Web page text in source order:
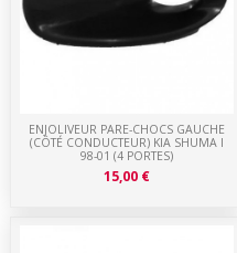
ENJOLIVEUR PARE-CHOCS GAUCHE
(CÔTÉ CONDUCTEUR) KIA SHUMA I
98-01 (4 PORTES)
15,00 €